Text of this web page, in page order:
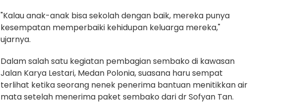
"Kalau anak-anak bisa sekolah dengan baik, mereka punya
kesempatan memperbaiki kehidupan keluarga mereka,"
ujarnya.
Dalam salah satu kegiatan pembagian sembako di kawasan
Jalan Karya Lestari, Medan Polonia, suasana haru sempat
terlihat ketika seorang nenek penerima bantuan menitikkan air
mata setelah menerima paket sembako dari dr Sofyan Tan.